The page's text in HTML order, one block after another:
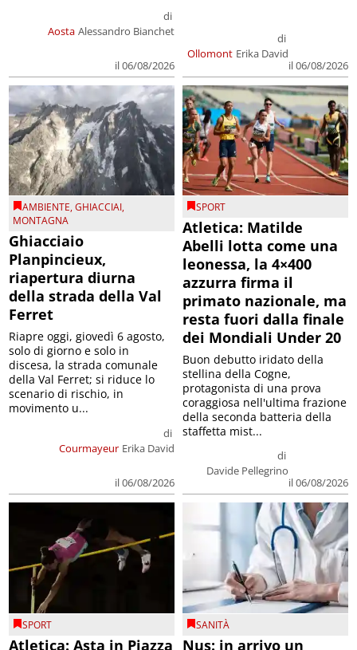
Aosta
di
Alessandro Bianchet
il 06/08/2026
Ollomont
di
Erika David
il 06/08/2026
AMBIENTE,GHIACCIAI,
MONTAGNA
Ghiacciaio
Planpincieux,
riapertura diurna
della strada della Val
Ferret
Courmayeur
di
Erika David
il 06/08/2026
Riapre oggi, giovedì 6 agosto,
solo di giorno e solo in
discesa, la strada comunale
della Val Ferret; si riduce lo
scenario di rischio, in
movimento u...
SPORT
Atletica: Matilde
Abelli lotta come una
leonessa, la 4×400
azzurra firma il
primato nazionale, ma
resta fuori dalla finale
dei Mondiali Under 20
di
Davide Pellegrino
il 06/08/2026
Buon debutto iridato della
stellina della Cogne,
protagonista di una prova
coraggiosa nell'ultima frazione
della seconda batteria della
staffetta mist...
SPORT
Atletica: Asta in Piazza
SANITÀ
Nus: in arrivo un